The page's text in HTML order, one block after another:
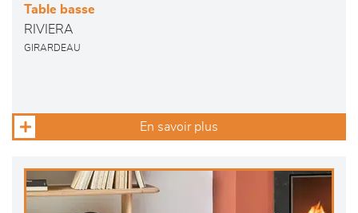
Table basse
RIVIERA
GIRARDEAU
En savoir plus